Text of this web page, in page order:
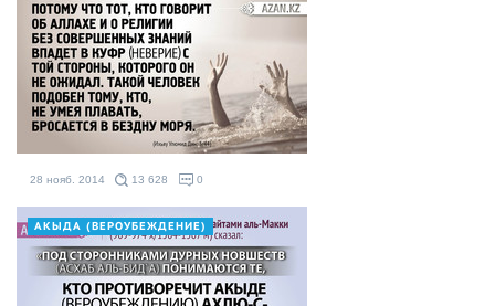
28 нояб. 2014 13 628 0
АКЫДА (ВЕРОУБЕЖДЕНИЕ)